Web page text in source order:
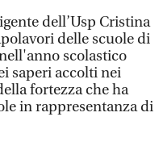
dell’Usp Cristina
delle scuole di
scolastico
saperi accolti nei
fortezza che ha
in rappresentanza di